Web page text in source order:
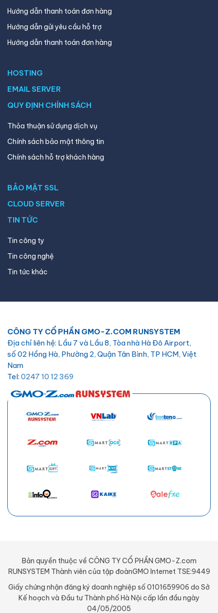
Hướng dẫn thanh toán đơn hàng
Hướng dẫn gửi yêu cầu hỗ trợ
Hướng dẫn thanh toán đơn hàng
HOSTING
EMAIL SERVER
QUY ĐỊNH CHÍNH SÁCH
Thỏa thuận sử dụng dịch vụ
Chính sách bảo mật thông tin
Chính sách hỗ trợ khách hàng
BẢO MẬT SSL
CLOUD SERVER
TIN TỨC
Tin công ty
Tin công nghệ
Tin tức khác
CÔNG TY CỔ PHẦN GMO-Z.COM RUNSYSTEM
Địa chỉ liên hệ: Lầu 7 và Lầu 8, Tòa nhà Hà Đô Airport,
số 02 Hồng Hà, Phường 2, Quận Tân Bình, TP HCM, Việt
Nam
Tel: 0247 10 12 369
hotro@hostify.vn
Bản quyền thuộc về CÔNG TY CỔ PHẦN GMO-Z.com
RUNSYSTEM Thành viên của tập đoànGMO Internet TSE:9449
Giấy chứng nhận đăng ký doanh nghiệp số 0101659906 do Sở
Kế hoạch và Đầu tư Thành phố Hà Nội cấp lần đầu ngày
04/05/2005